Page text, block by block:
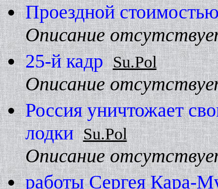
Проездной
Описание
25-й кадp Su.Pol
Описание
Россия уничтожает
лодки Su.Pol
Описание
работы Сергея Кара-